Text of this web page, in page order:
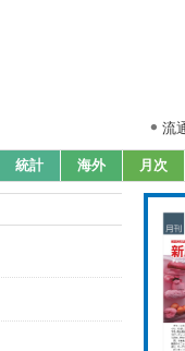
流
統計 海外 月次